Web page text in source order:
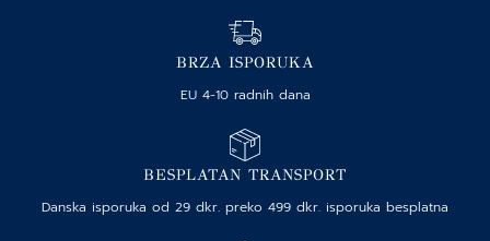
BRZA ISPORUKA
EU 4-10 radnih dana
BESPLATAN TRANSPORT
Danska isporuka od 29 dkr. preko 499 dkr. isporuka besplatna